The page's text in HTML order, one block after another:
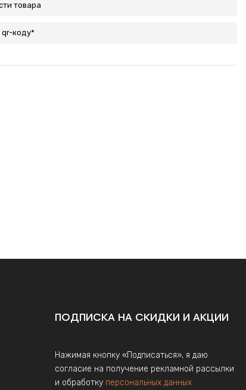
товара
qr-коду*
ПОДПИСКА НА СКИДКИ И АКЦИИ
Нажимая кнопку «Подписаться», я даю
согласие на получение рекламной рассылки
и обработку персональных данных